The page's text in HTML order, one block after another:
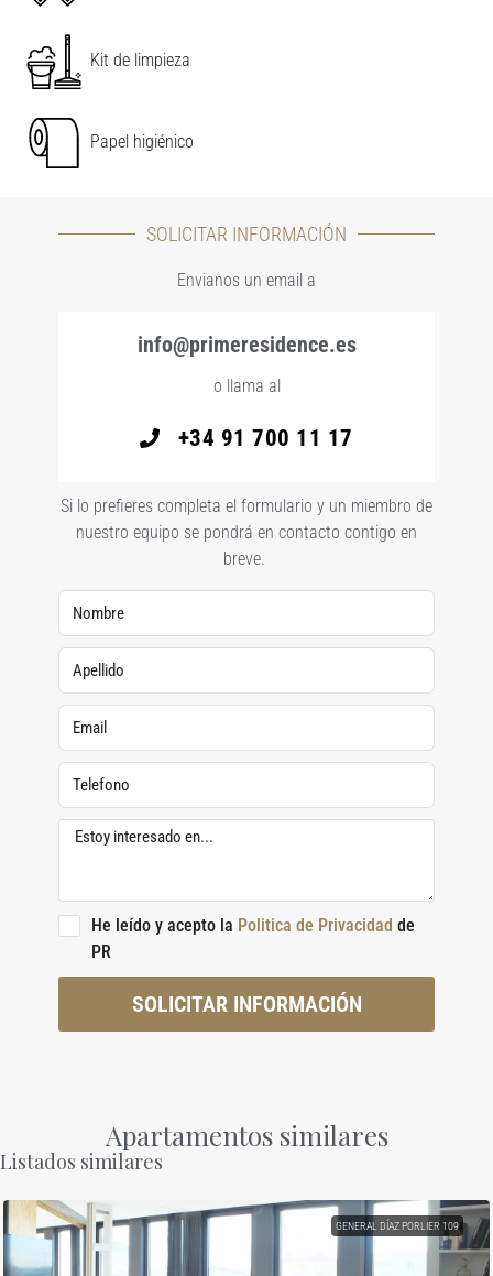
Kit de limpieza
Papel higiénico
SOLICITAR INFORMACIÓN
Envianos un email a
info@primeresidence.es
o llama al
+34 91 700 11 17
Si lo prefieres completa el formulario y un miembro de
nuestro equipo se pondrá en contacto contigo en
breve.
He leído y acepto la Politica de Privacidad de
PR
SOLICITAR INFORMACIÓN
Apartamentos similares
Listados similares
GENERAL DÍAZ PORLIER 109